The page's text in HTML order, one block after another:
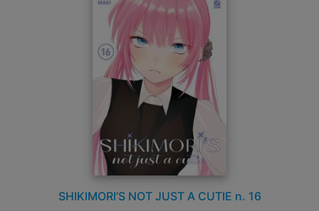
SHIKIMORI’S NOT JUST A CUTIE n. 16